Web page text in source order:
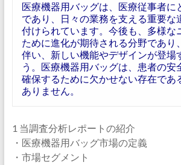
医療機器用バッグは、医療従事者に
であり、日々の業務を支える重要な
付けられています。今後も、多様な
ために進化が期待される分野であり
伴い、新しい機能やデザインが登場
う。医療機器用バッグは、患者の安
確保するために欠かせない存在であ
ありません。
1 当調査分析レポートの紹介
・医療機器用バッグ市場の定義
・市場セグメント